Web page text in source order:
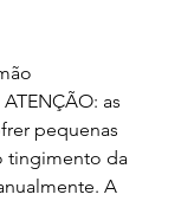
as
pequenas
tingimento da
A